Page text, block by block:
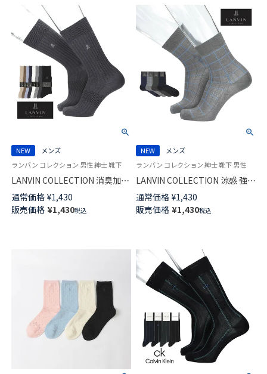
NEW
メンズ
ランバン コレクション 男性 紳士 靴下
LANVIN COLLECTION 消臭加工
土踏まずサポート 綿レーヨン混
JL両面刺しゅう クルー丈 カジ
ュアル ソックス メンズ 日本製
通常価格 ¥1,430
販売価格 ¥1,430税込
NEW
メンズ
ランバン コレクション 紳士 靴下 男性
LANVIN COLLECTION 涼感 強撚
糸 足底メッシュ 抗菌防臭 チェ
ック ミドル丈 ビジネス ソック
ス メンズ 02402041
通常価格 ¥1,430
販売価格 ¥1,430税込